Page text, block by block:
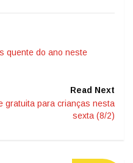
quente do ano neste
Read Next
gratuita para crianças nesta
sexta (8/2)